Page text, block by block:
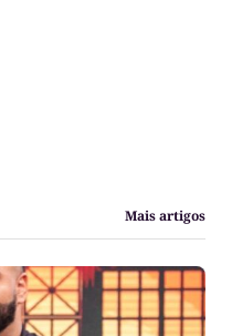
Mais artigos